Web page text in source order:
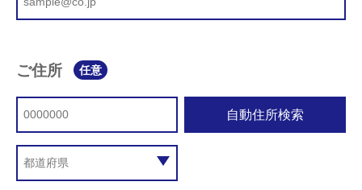
ご住所 任意
自動住所検索